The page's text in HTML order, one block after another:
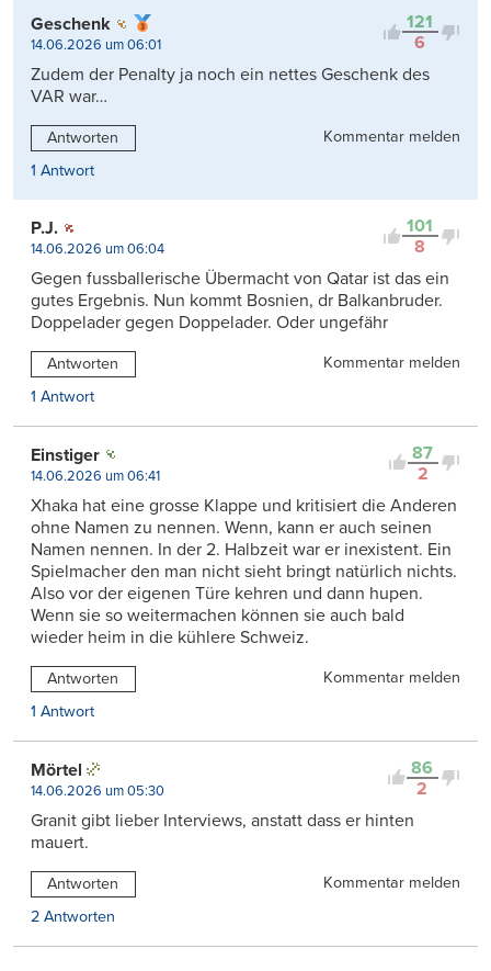
121
6
Geschenk
14.06.2026 um 06:01
Zudem der Penalty ja noch ein nettes Geschenk des
VAR war…
Antworten
Kommentar melden
1 Antwort
101
8
P.J.
14.06.2026 um 06:04
Gegen fussballerische Übermacht von Qatar ist das ein
gutes Ergebnis. Nun kommt Bosnien, dr Balkanbruder.
Doppelader gegen Doppelader. Oder ungefähr
Antworten
Kommentar melden
1 Antwort
87
2
Einstiger
14.06.2026 um 06:41
Xhaka hat eine grosse Klappe und kritisiert die Anderen
ohne Namen zu nennen. Wenn, kann er auch seinen
Namen nennen. In der 2. Halbzeit war er inexistent. Ein
Spielmacher den man nicht sieht bringt natürlich nichts.
Also vor der eigenen Türe kehren und dann hupen.
Wenn sie so weitermachen können sie auch bald
wieder heim in die kühlere Schweiz.
Antworten
Kommentar melden
1 Antwort
86
2
Mörtel
14.06.2026 um 05:30
Granit gibt lieber Interviews, anstatt dass er hinten
mauert.
Antworten
Kommentar melden
2 Antworten